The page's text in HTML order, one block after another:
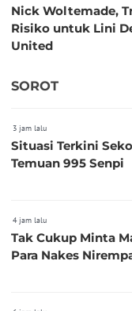
Nick Woltemade,
Risiko untuk Lini
United
SOROT
3 jam lalu
Situasi Terkini
Temuan 995 Senpi
4 jam lalu
Tak Cukup Minta
Para Nakes